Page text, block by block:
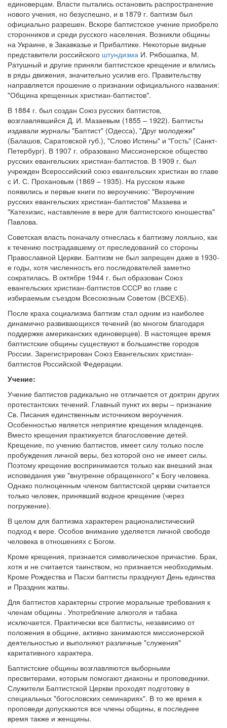
единоверцам. Власти пытались остановить распространение
нового учения, но безуспешно, и в 1879 г. баптизм был
официально разрешен. Вскоре баптистское учение приобрело
сторонников и среди русского населения. Возникли общины
на Украине, в Закавказье и Прибалтике. Некоторые видные
представители российского штундизма И. Рябошапка, М.
Ратушный и другие приняли баптистское крещение и влились
в ряды движения, значительно усилив его. Правительству
направляется прошение о признании официального названия:
"Община крещенных христиан-баптистов".
В 1884 г. был создан Союз русских баптистов,
возглавлявшийся Д. И. Мазаевым (1855 – 1922). Баптисты
издавали журналы "Баптист" (Одесса), "Друг молодежи"
(Балашов, Саратовской губ.), "Слово Истины" и "Гость" (Санкт-
Петербург). В 1907 г. образовано Миссионерское общество
русских евангельских христиан-баптистов. В 1909 г. был
учрежден Всероссийский союз евангельских христиан во главе
с И. С. Прохановым (1869 – 1935). На русском языке
появились и первые книги по вероучению: "Вероучение
русских евангельских христиан-баптистов" Мазаева и
"Катехизис, наставление в вере для баптистского юношества"
Павлова.
Советская власть поначалу отнеслась к баптизму лояльно, как
к течению пострадавшему от преследований со стороны
Православной Церкви. Баптизм не был запрещен даже в 1930-
е годы, хотя численность его последователей заметно
сократилась. В октябре 1944 г. был образован Союз
евангельских христиан-баптистов СССР во главе с
избираемым съездом Всесоюзным Советом (ВСЕХБ).
После краха социализма баптизм стал одним из наиболее
динамично развивающихся течений (во многом благодаря
поддержке американских единоверцев). В настоящее время
баптистские общины существуют в большинстве городов
России. Зарегистрирован Союз Евангельских христиан-
баптистов Российской Федерации.
Учение:
Учение баптистов радикально не отличается от доктрин других
протестантских течений. Главный пункт их веры – признание
Св. Писания единственным источником вероучения.
Особенностью является неприятие крещения младенцев.
Вместо крещения практикуется благословение детей.
Крещение, по учению баптистов, имеет силу только после
пробуждения личной веры, без которой оно не имеет силы.
Поэтому крещение воспринимается только как внешний знак
исповедания уже "внутренне обращенного" к Богу человека.
Однако полноценным членом баптистской церкви считается
только человек, принявший водное крещение (через
погружение).
В целом для баптизма характерен рационалистический
подход к вере. Особое внимание уделяется личной свободе
человека в отношениях с Богом.
Кроме крещения, признается символическое причастие. Брак,
хотя и не считается таинством, но признается необходимым.
Кроме Рождества и Пасхи баптисты празднуют День единства
и Праздник жатвы.
Для баптистов характерны строгие моральные требования к
членам общины . Употребление алкоголя и табака
исключается. Практически все баптисты, независимо от
положения в общине, активно занимаются миссионерской
деятельностью и выполняют различные "служения"
каритативного характера.
Баптистские общины возглавляются выборными
пресвитерами, которым помогают диаконы и проповедники.
Служители Баптистской Церкви проходят подготовку в
специальных "богословских семинариях". В то же время к
проповеди допускаются все члены общины, в последнее
время также и женщины.